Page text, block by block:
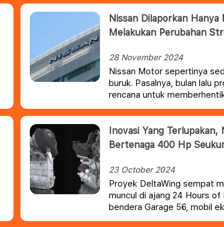
Nissan Dilaporkan Hanya
Melakukan Perubahan
28 November 2024
Nissan Motor sepertinya
buruk. Pasalnya, bulan lalu
rencana untuk
memangkas kapasitas
yang menurun, terutama di
Inovasi Yang Terlupakan,
Bertenaga 400 Hp
23 October 2024
Proyek DeltaWing sempat
muncul di ajang 24 Hours of
bendera Garage 56, mobil
berbentuk seperti jet